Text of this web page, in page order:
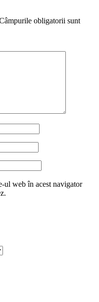
obligatorii sunt
ul web în acest navigator